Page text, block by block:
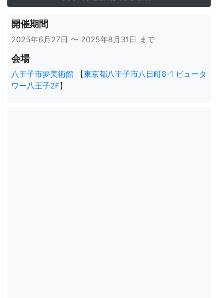
開催期間
2025年6月27日 〜 2025年8月31日 まで
会場
八王子市夢美術館 【東京都八王子市八日町8-1 ビュータ
ワー八王子2F】